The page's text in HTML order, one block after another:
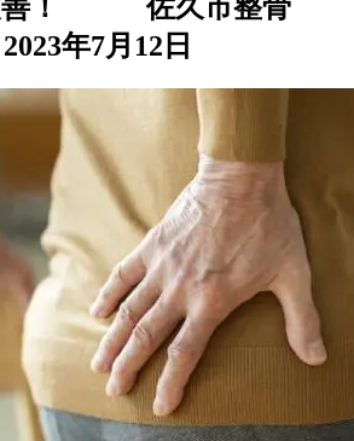
善！ 佐久市整骨
2023年7月12日